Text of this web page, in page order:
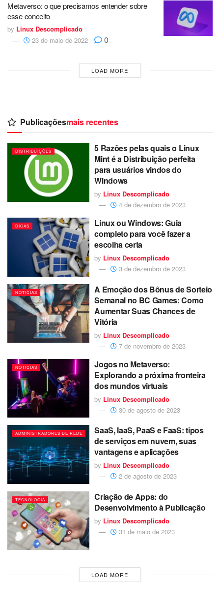
Metaverso: o que precisamos entender sobre
esse conceito
by Linux Descomplicado
23 de maio de 2022
0
LOAD MORE
Publicaçõesmais recentes
DISTRIBUIÇÕES
5 Razões pelas quais o Linux
Mint é a Distribuição perfeita
para usuários vindos do
Windows
by Linux Descomplicado
4 de dezembro de 2023
DICAS
Linux ou Windows: Guia
completo para você fazer a
escolha certa
by Linux Descomplicado
3 de dezembro de 2023
NOTICIAS
A Emoção dos Bônus de Sorteio
Semanal no BC Games: Como
Aumentar Suas Chances de
Vitória
by Linux Descomplicado
7 de novembro de 2023
NOTICIAS
Jogos no Metaverso:
Explorando a próxima fronteira
dos mundos virtuais
by Linux Descomplicado
30 de agosto de 2023
ADMINISTRADORES DE REDE
SaaS, IaaS, PaaS e FaaS: tipos
de serviços em nuvem, suas
vantagens e aplicações
by Linux Descomplicado
2 de agosto de 2023
TECNOLOGIA
Criação de Apps: do
Desenvolvimento à Publicação
by Linux Descomplicado
31 de maio de 2023
LOAD MORE